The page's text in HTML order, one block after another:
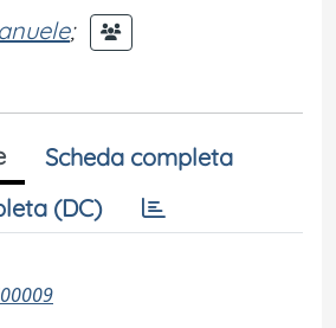
;
Scheda completa
(DC)